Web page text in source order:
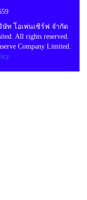
ท โอเพ่นเซิร์ฟ จำกัด
All rights reserved.
Company Limited.